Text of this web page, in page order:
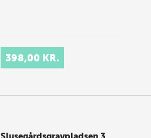
398,00 KR.